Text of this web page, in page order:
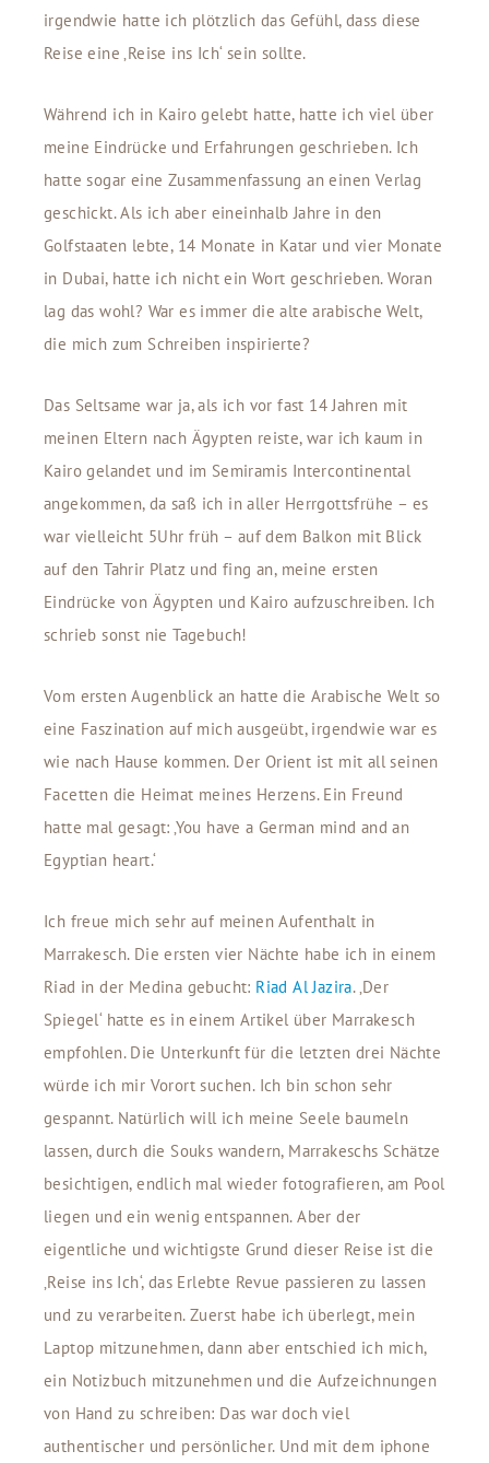
irgendwie hatte ich plötzlich das Gefühl, dass diese
Reise eine ‚Reise ins Ich‘ sein sollte.
Während ich in Kairo gelebt hatte, hatte ich viel über
meine Eindrücke und Erfahrungen geschrieben. Ich
hatte sogar eine Zusammenfassung an einen Verlag
geschickt. Als ich aber eineinhalb Jahre in den
Golfstaaten lebte, 14 Monate in Katar und vier Monate
in Dubai, hatte ich nicht ein Wort geschrieben. Woran
lag das wohl? War es immer die alte arabische Welt,
die mich zum Schreiben inspirierte?
Das Seltsame war ja, als ich vor fast 14 Jahren mit
meinen Eltern nach Ägypten reiste, war ich kaum in
Kairo gelandet und im Semiramis Intercontinental
angekommen, da saß ich in aller Herrgottsfrühe – es
war vielleicht 5Uhr früh – auf dem Balkon mit Blick
auf den Tahrir Platz und fing an, meine ersten
Eindrücke von Ägypten und Kairo aufzuschreiben. Ich
schrieb sonst nie Tagebuch!
Vom ersten Augenblick an hatte die Arabische Welt so
eine Faszination auf mich ausgeübt, irgendwie war es
wie nach Hause kommen. Der Orient ist mit all seinen
Facetten die Heimat meines Herzens. Ein Freund
hatte mal gesagt: ‚You have a German mind and an
Egyptian heart.‘
Ich freue mich sehr auf meinen Aufenthalt in
Marrakesch. Die ersten vier Nächte habe ich in einem
Riad in der Medina gebucht: Riad Al Jazira. ‚Der
Spiegel‘ hatte es in einem Artikel über Marrakesch
empfohlen. Die Unterkunft für die letzten drei Nächte
würde ich mir Vorort suchen. Ich bin schon sehr
gespannt. Natürlich will ich meine Seele baumeln
lassen, durch die Souks wandern, Marrakeschs Schätze
besichtigen, endlich mal wieder fotografieren, am Pool
liegen und ein wenig entspannen. Aber der
eigentliche und wichtigste Grund dieser Reise ist die
‚Reise ins Ich‘, das Erlebte Revue passieren zu lassen
und zu verarbeiten. Zuerst habe ich überlegt, mein
Laptop mitzunehmen, dann aber entschied ich mich,
ein Notizbuch mitzunehmen und die Aufzeichnungen
von Hand zu schreiben: Das war doch viel
authentischer und persönlicher. Und mit dem iphone